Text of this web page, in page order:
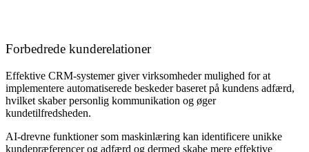
Forbedrede kunderelationer
Effektive CRM-systemer giver virksomheder mulighed for at
implementere automatiserede beskeder baseret på kundens adfærd,
hvilket skaber personlig kommunikation og øger
kundetilfredsheden.
AI-drevne funktioner som maskinlæring kan identificere unikke
kundepræferencer og adfærd og dermed skabe mere effektive